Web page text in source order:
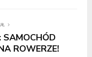
SAMOCHÓD
ROWERZE!